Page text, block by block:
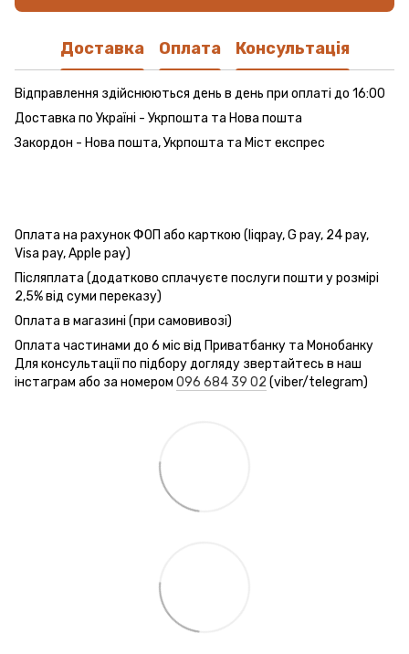
Доставка Оплата Консультація
Відправлення здійснюються день в день при оплаті до 16:00
Доставка по Україні - Укрпошта та Нова пошта
Закордон - Нова пошта, Укрпошта та Міст експрес
Оплата на рахунок ФОП або карткою (liqpay, G pay, 24 pay,
Visa pay, Apple pay)
Післяплата (додатково сплачуєте послуги пошти у розмірі
2,5% від суми переказу)
Оплата в магазині (при самовивозі)
Оплата частинами до 6 міс від Приватбанку та Монобанку
Для консультації по підбору догляду звертайтесь в наш
інстаграм або за номером 096 684 39 02 (viber/telegram)